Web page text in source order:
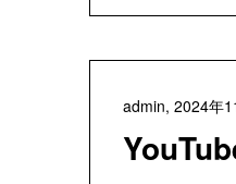
admin, 2024年